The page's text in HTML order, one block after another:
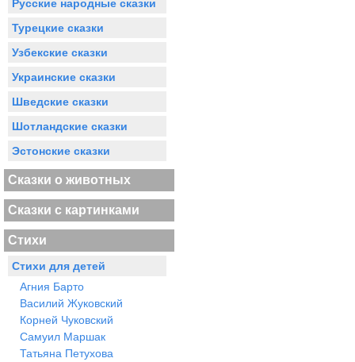
Русские народные сказки
Турецкие сказки
Узбекские сказки
Украинские сказки
Шведские сказки
Шотландские сказки
Эстонские сказки
Сказки о животных
Сказки с картинками
Стихи
Стихи для детей
Агния Барто
Василий Жуковский
Корней Чуковский
Самуил Маршак
Татьяна Петухова